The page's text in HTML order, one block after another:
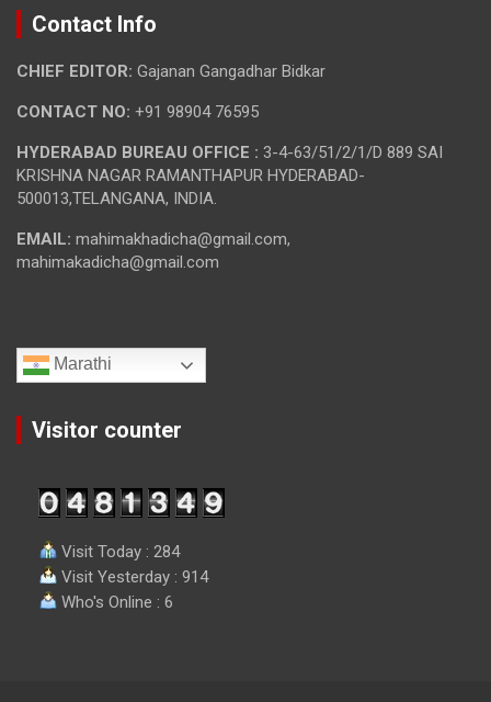
Contact Info
CHIEF EDITOR: Gajanan Gangadhar Bidkar
CONTACT NO: +91 98904 76595
HYDERABAD BUREAU OFFICE : 3-4-63/51/2/1/D 889 SAI
KRISHNA NAGAR RAMANTHAPUR HYDERABAD-
500013,TELANGANA, INDIA.
EMAIL: mahimakhadicha@gmail.com,
mahimakadicha@gmail.com
Marathi
Visitor counter
Visit Today : 284
Visit Yesterday : 914
Who's Online : 6